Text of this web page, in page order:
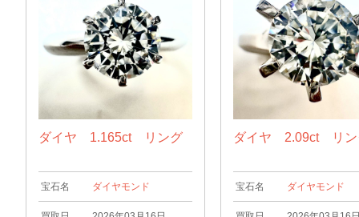
ダイヤ 1.165ct リング
宝石名 ダイヤモンド
ダイヤ 2.09ct リン
宝石名 ダイヤモンド